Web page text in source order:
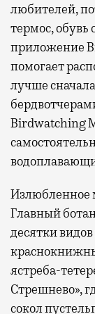
любителей,
термос, обувь
приложение
помогает
лучше
Birdwatching
Излюбленное
Главный
десятки
ястреба-
Стрешнево»,
сокол